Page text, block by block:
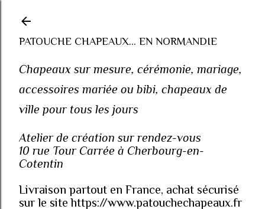
PATOUCHE CHAPEAUX... EN NORMANDIE
Chapeaux sur mesure, cérémonie, mariage,
accessoires mariée ou bibi, chapeaux de
ville pour tous les jours
Atelier de création sur rendez-vous
10 rue Tour Carrée à Cherbourg-en-
Cotentin
Livraison partout en France, achat sécurisé
sur le site https://www.patouchechapeaux.fr